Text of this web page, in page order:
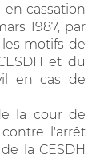
cassation
1987, par
les motifs de
et du
en cas de
la cour de
l'arrêt
la CESDH